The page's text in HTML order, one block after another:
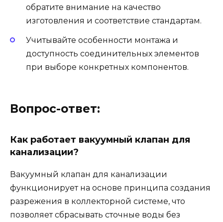
обратите внимание на качество
изготовления и соответствие стандартам.
Учитывайте особенности монтажа и
доступность соединительных элементов
при выборе конкретных компонентов.
Вопрос-ответ:
Как работает вакуумный клапан для
канализации?
Вакуумный клапан для канализации
функционирует на основе принципа создания
разрежения в коллекторной системе, что
позволяет сбрасывать сточные воды без